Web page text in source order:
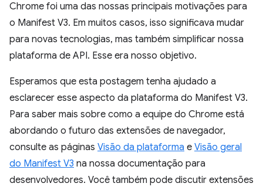
Chrome foi uma das nossas principais motivações para
o Manifest V3. Em muitos casos, isso significava mudar
para novas tecnologias, mas também simplificar nossa
plataforma de API. Esse era nosso objetivo.
Esperamos que esta postagem tenha ajudado a
esclarecer esse aspecto da plataforma do Manifest V3.
Para saber mais sobre como a equipe do Chrome está
abordando o futuro das extensões de navegador,
consulte as páginas Visão da plataforma e Visão geral
do Manifest V3 na nossa documentação para
desenvolvedores. Você também pode discutir extensões